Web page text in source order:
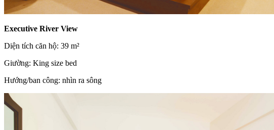
Executive River View
Diện tích căn hộ: 39 m²
Giường: King size bed
Hướng/ban công: nhìn ra sông